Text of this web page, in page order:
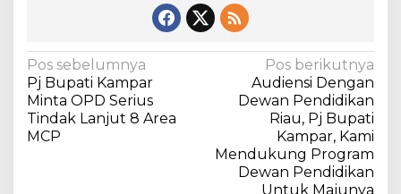
d
a
t
a
N
a
v
i
Pos sebelumnya
Pj Bupati Kampar
Minta OPD Serius
Tindak Lanjut 8 Area
MCP
Pos berikutnya
Audiensi Dengan
Dewan Pendidikan
Riau, Pj Bupati
Kampar, Kami
Mendukung Program
Dewan Pendidikan
Untuk Majunya